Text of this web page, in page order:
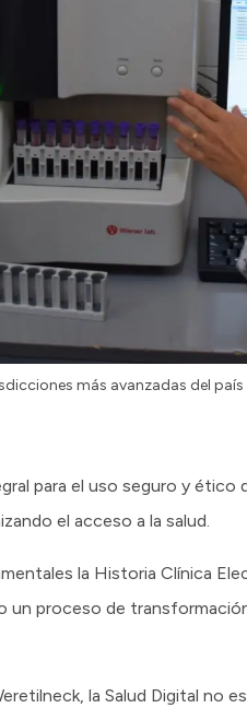
más avanzadas del
para el uso seguro y
el acceso a la salud.
la Historia Clínica
un proceso de
la Salud Digital no